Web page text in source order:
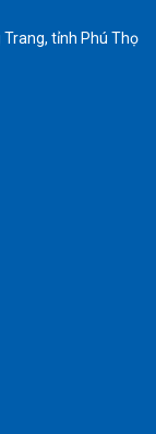
Trang, tỉnh Phú Thọ